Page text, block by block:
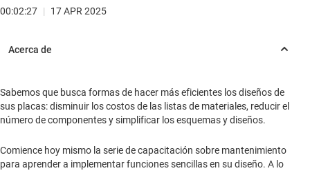
00:02:27 | 17 APR 2025
Sabemos que busca formas de hacer más eficientes los diseños de
sus placas: disminuir los costos de las listas de materiales, reducir el
número de componentes y simplificar los esquemas y diseños.
Comience hoy mismo la serie de capacitación sobre mantenimiento
para aprender a implementar funciones sencillas en su diseño. A lo